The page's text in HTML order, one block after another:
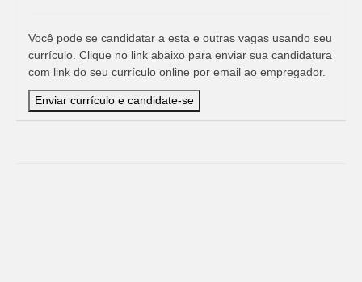
Você pode se candidatar a esta e outras vagas usando seu
currículo. Clique no link abaixo para enviar sua candidatura
com link do seu currículo online por email ao empregador.